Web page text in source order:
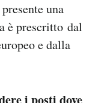
una
è prescritto dal
e dalla